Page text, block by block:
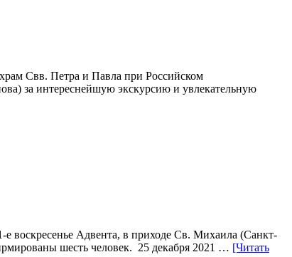
Свв. Петра и Павла при Российском
за интереснейшую экскурсию и увлекательную
воскресенье Адвента, в приходе Св. Михаила (Санкт-
шесть человек. 25 декабря 2021 … [Читать